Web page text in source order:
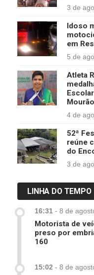
3 de
Idoso
em
5 de
Atleta
Mourão
4 de
52ª
reúne
do
3 de
LINHA DO TEMPO
16:31 - 8 de
Motorista de
preso por
160
15:02 - 8 de